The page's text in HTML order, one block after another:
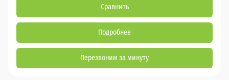
Сравнить
Подробнее
Перезвоним за минуту